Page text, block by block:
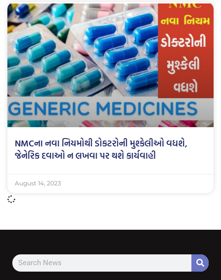
NMCના નવા નિયમોથી ડોકટરોની મુશ્કેલીઓ વધશે,
જેનેરિક દવાઓ ન લખવા પર થશે કાર્યવાહી
August 14, 2023